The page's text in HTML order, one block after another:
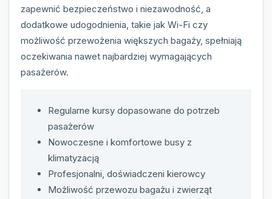
zapewnić bezpieczeństwo i niezawodność, a
dodatkowe udogodnienia, takie jak Wi-Fi czy
możliwość przewożenia większych bagaży, spełniają
oczekiwania nawet najbardziej wymagających
pasażerów.
Regularne kursy dopasowane do potrzeb
pasażerów
Nowoczesne i komfortowe busy z
klimatyzacją
Profesjonalni, doświadczeni kierowcy
Możliwość przewozu bagażu i zwierząt